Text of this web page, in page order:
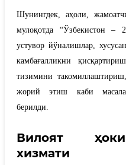
Шунингдек, аҳоли,
мулоқотда “Ўзбекистон –
устувор йўналишлар,
камбағалликни
тизимини
жорий этиш каби
берилди.
Вилоят
хизмати